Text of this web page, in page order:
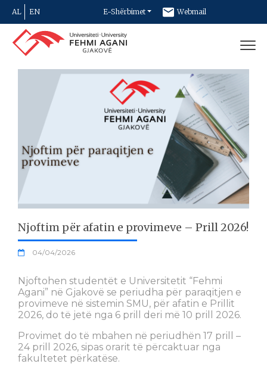
AL EN E-Shërbimet Webmail
Newsletter
Njoftim për afatin e provimeve – Prill 2026!
04/04/2026
Njoftohen studentët e Universitetit “Fehmi
Agani” në Gjakovë se periudha për paraqitjen e
provimeve në sistemin SMU, për afatin e Prillit
2026, do të jetë nga 6 prill deri më 10 prill 2026.
Provimet do të mbahen në periudhën 17 prill –
24 prill 2026, sipas orarit të përcaktuar nga
fakultetet përkatëse.